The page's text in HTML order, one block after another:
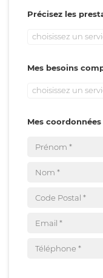
Précisez les
choisissez un
Mes besoins
choisissez un
Mes coordonnées